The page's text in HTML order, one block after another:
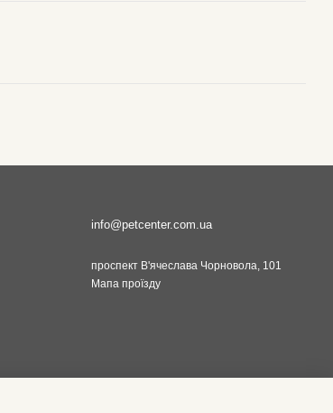
info@petcenter.com.ua
проспект В'ячеслава Чорновола, 101
Мапа проїзду